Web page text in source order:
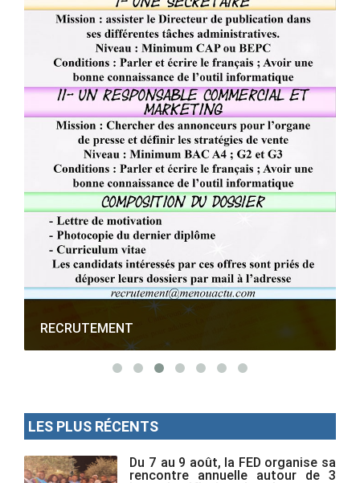
RECRUTEMENT
LES PLUS RÉCENTS
Du 7 au 9 août, la FED organise sa
rencontre annuelle autour de 3